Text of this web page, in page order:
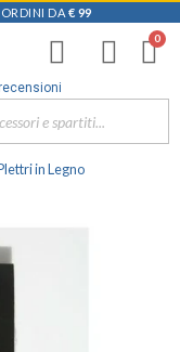
DA € 99
in Legno